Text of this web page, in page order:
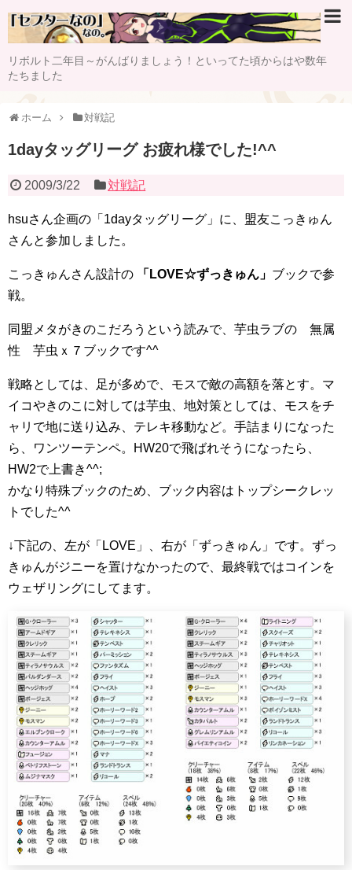
リボルト二年目～がんばりましょう！といってた頃からはや数年
たちました
ホーム 対戦記
1dayタッグリーグ お疲れ様でした!^^
2009/3/22 対戦記
hsuさん企画の「1dayタッグリーグ」に、盟友こっきゅん
さんと参加しました。
こっきゅんさん設計の 「LOVE☆ずっきゅん」 ブックで参
戦。
同盟メタがきのこだろうという読みで、芋虫ラブの 無属
性 芋虫ｘ７ブックです^^
戦略としては、足が多めで、モスで敵の高額を落とす。マ
イコやきのこに対しては芋虫、地対策としては、モスをチ
ャリで地に送り込み、テレキ移動など。手詰まりになった
ら、ワンツーテンペ。HW20で飛ばれそうになったら、
HW2で上書き^^;
かなり特殊ブックのため、ブック内容はトップシークレッ
トでした^^
↓下記の、左が「LOVE」、右が「ずっきゅん」です。ずっ
きゅんがジニーを置けなかったので、最終戦ではコインを
ウェザリングにしてます。